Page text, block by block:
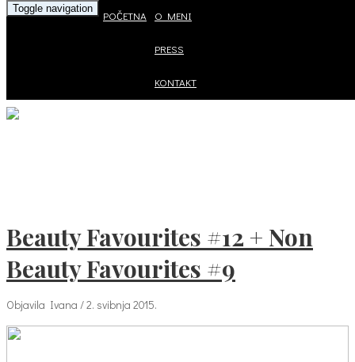
Toggle navigation
POČETNA O MENI
PRESS
KONTAKT
Beauty Favourites #12 + Non
Beauty Favourites #9
Objavila Ivana / 2. svibnja 2015.